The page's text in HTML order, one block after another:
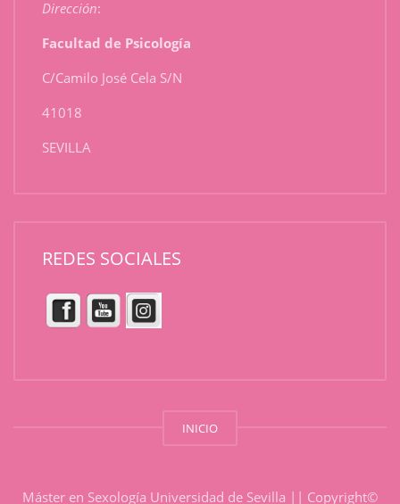
Dirección:
Facultad de Psicología
C/Camilo José Cela S/N
41018
SEVILLA
REDES SOCIALES
INICIO
Máster en Sexología Universidad de Sevilla || Copyright©